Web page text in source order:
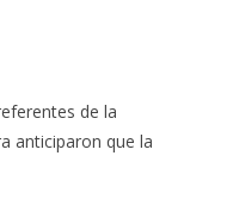
de la
anticiparon que la